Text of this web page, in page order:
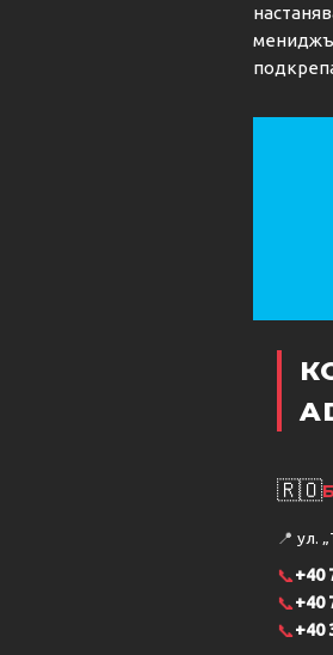
🇷🇴
📍 ул.
📞+40
📞+40
📞+40